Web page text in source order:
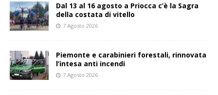
Dal 13 al 16 agosto a Priocca c’è la Sagra
della costata di vitello
7 Agosto 2026
Piemonte e carabinieri forestali, rinnovata
l’intesa anti incendi
7 Agosto 2026